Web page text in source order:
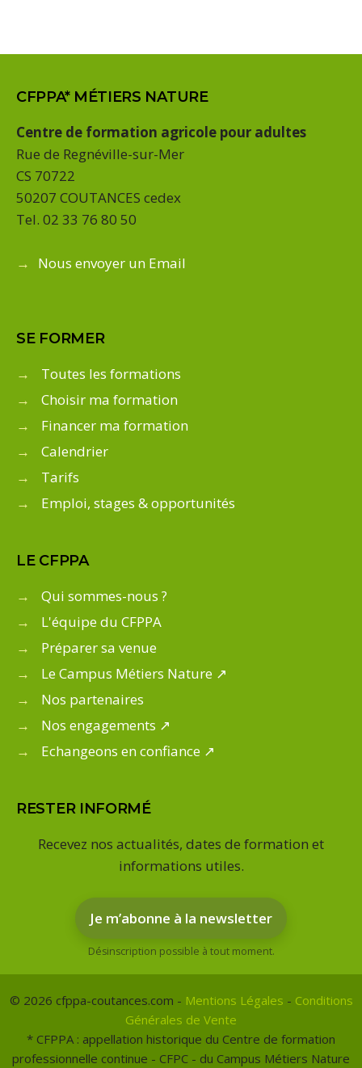
CFPPA* MÉTIERS NATURE
Centre de formation agricole pour adultes
Rue de Regnéville-sur-Mer
CS 70722
50207 COUTANCES cedex
Tel. 02 33 76 80 50
→ Nous envoyer un Email
SE FORMER
→
Toutes les formations
→
Choisir ma formation
→
Financer ma formation
→
Calendrier
→
Tarifs
→
Emploi, stages & opportunités
LE CFPPA
→
Qui sommes-nous ?
→
L'équipe du CFPPA
→
Préparer sa venue
→
Le Campus Métiers Nature ↗
→
Nos partenaires
→
Nos engagements ↗
→
Echangeons en confiance ↗
RESTER INFORMÉ
Recevez nos actualités, dates de formation et
informations utiles.
Je m’abonne à la newsletter
Désinscription possible à tout moment.
© 2026 cfppa-coutances.com - Mentions Légales - Conditions
Générales de Vente
* CFPPA : appellation historique du Centre de formation
professionnelle continue - CFPC - du Campus Métiers Nature